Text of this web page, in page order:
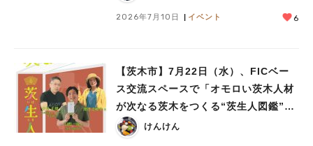
2026年7月10日 イベント 6
【茨木市】7月22日（水）、FICベー
ス交流スペースで「オモロい茨木人材
が次なる茨木をつくる“茨生人図鑑”」
が開催！けんけん